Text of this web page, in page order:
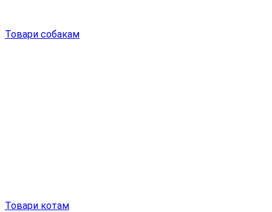
Товари собакам
Товари котам